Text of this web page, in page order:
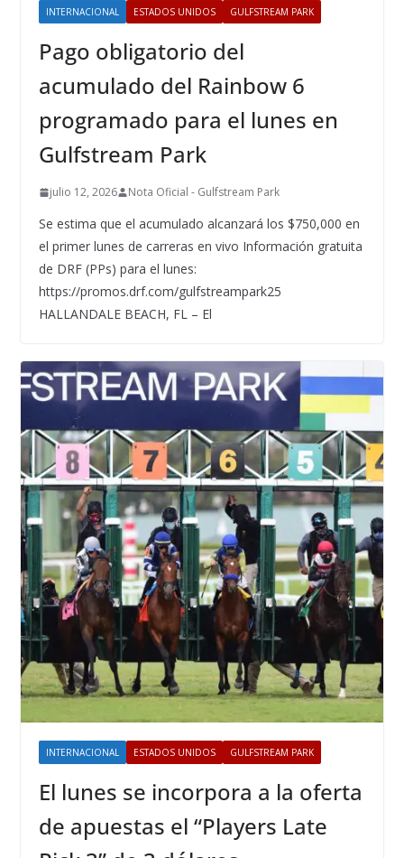
INTERNACIONAL ESTADOS UNIDOS GULFSTREAM PARK
Pago obligatorio del
acumulado del Rainbow 6
programado para el lunes en
Gulfstream Park
julio 12, 2026 Nota Oficial - Gulfstream Park
Se estima que el acumulado alcanzará los $750,000 en
el primer lunes de carreras en vivo Información gratuita
de DRF (PPs) para el lunes:
https://promos.drf.com/gulfstreampark25
HALLANDALE BEACH, FL – El
INTERNACIONAL ESTADOS UNIDOS GULFSTREAM PARK
El lunes se incorpora a la oferta
de apuestas el “Players Late